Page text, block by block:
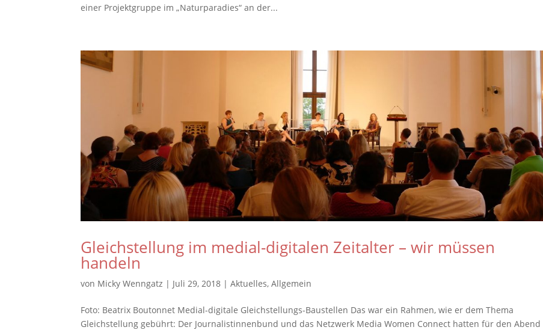
einer Projektgruppe im „Naturparadies“ an der...
Gleichstellung im medial-digitalen Zeitalter – wir müssen
handeln
von Micky Wenngatz | Juli 29, 2018 |Aktuelles,Allgemein
Foto: Beatrix Boutonnet Medial-digitale Gleichstellungs-Baustellen Das war ein Rahmen, wie er dem Thema
Gleichstellung gebührt: Der Journalistinnenbund und das Netzwerk Media Women Connect hatten für den Abend